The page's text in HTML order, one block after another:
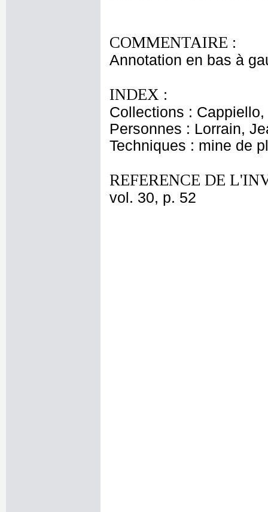
COMMENTAIRE :
Annotation en bas à
INDEX :
Collections :
Personnes : Lorrain,
Techniques : mine de
REFERENCE DE
vol. 30, p. 52